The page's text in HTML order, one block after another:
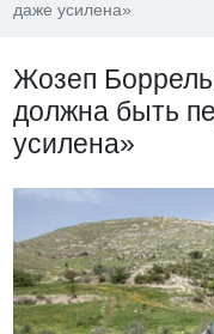
даже усилена»
Жозеп
должна быть
усилена»